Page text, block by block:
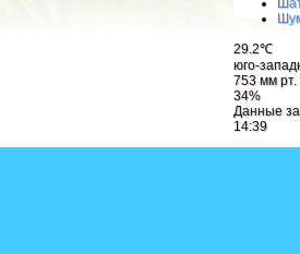
29.2℃
юго-
753 мм рт.
34%
Данные
14:39